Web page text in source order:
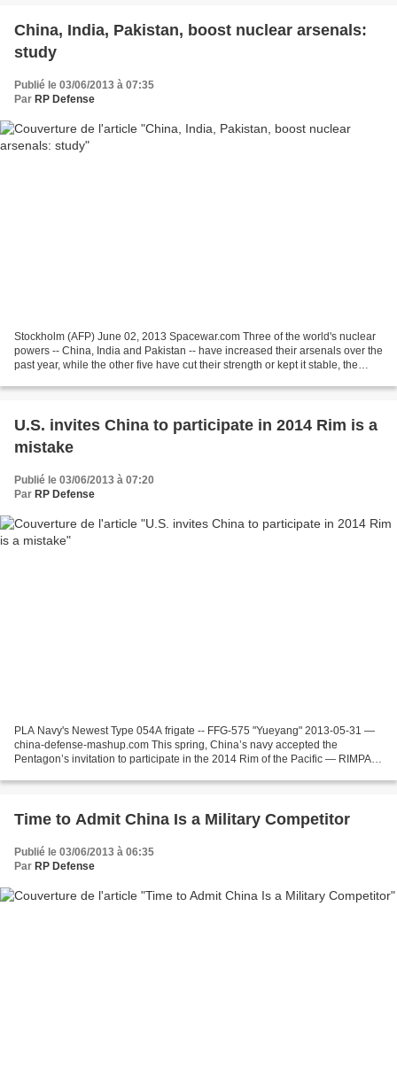
China, India, Pakistan, boost nuclear arsenals:
study
Publié le 03/06/2013 à 07:35
Par RP Defense
Stockholm (AFP) June 02, 2013 Spacewar.com Three of the world's nuclear
powers -- China, India and Pakistan -- have increased their arsenals over the
past year, while the other five have cut their strength or kept it stable, the
U.S. invites China to participate in 2014 Rim is a
mistake
Publié le 03/06/2013 à 07:20
Par RP Defense
PLA Navy's Newest Type 054A frigate -- FFG-575 "Yueyang" 2013-05-31 —
china-defense-mashup.com This spring, China’s navy accepted the
Pentagon’s invitation to participate in the 2014 Rim of the Pacific — RIMPAC
Time to Admit China Is a Military Competitor
Publié le 03/06/2013 à 06:35
Par RP Defense